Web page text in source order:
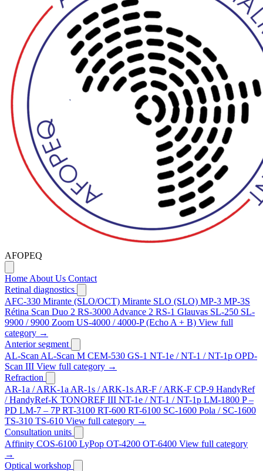
AFOPEQ
Home About Us Contact
Retinal diagnostics
AFC-330 Mirante (SLO/OCT) Mirante SLO (SLO) MP-3 MP-3S
Rétina Scan Duo 2 RS-3000 Advance 2 RS-1 Glauvas SL-250 SL-
9900 / 9900 Zoom US-4000 / 4000-P (Echo A + B) View full
category →
Anterior segment
AL-Scan AL-Scan M CEM-530 GS-1 NT-1e / NT-1 / NT-1p OPD-
Scan III View full category →
Refraction
AR-1a / ARK-1a AR-1s / ARK-1s AR-F / ARK-F CP-9 HandyRef
/ HandyRef-K TONOREF III NT-1e / NT-1 / NT-1p LM-1800 P –
PD LM-7 – 7PRT-3100 RT-600 RT-6100 SC-1600 Pola / SC-1600
TS-310 TS-610 View full category →
Consultation units
Affinity COS-6100 LyPop OT-4200 OT-6400 View full category
→
Optical workshop